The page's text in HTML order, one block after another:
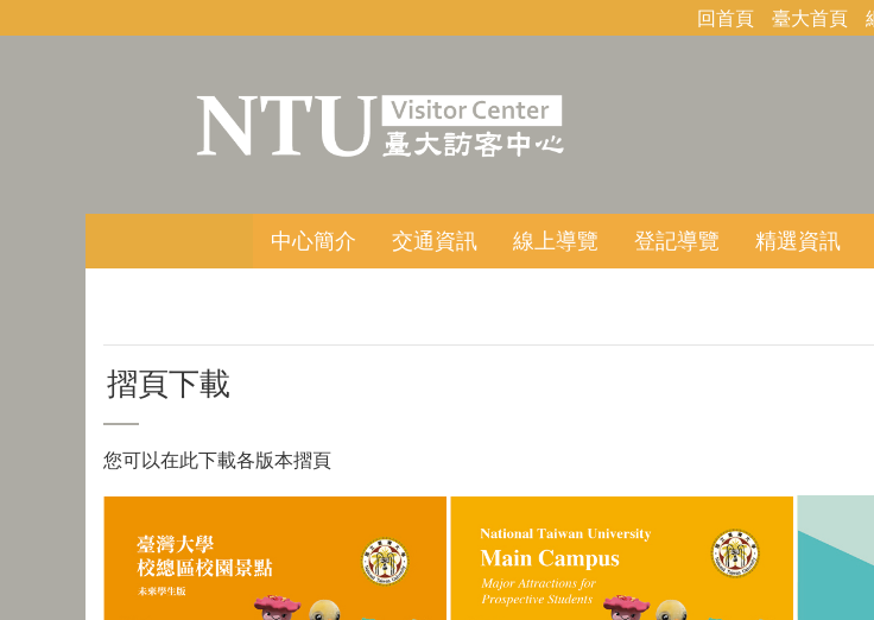
回首頁 臺大首頁
中心簡介 交通資訊 線上導覽 登記導覽 精選資訊
摺頁下載
您可以在此下載各版本摺頁